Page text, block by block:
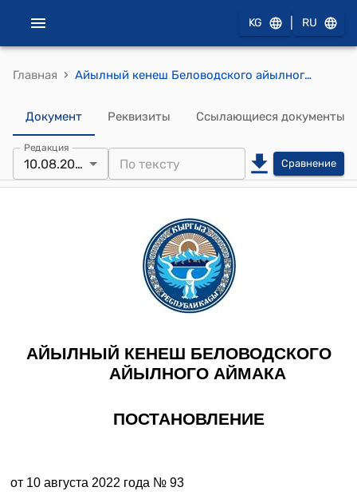
KG RU
Главная › Айылный кенеш Беловодского айылного аймака от 10 августа 2022 года № 93 «О принятии на баланс Беловодского айыл окмоту комплекс ДЮСШ Московского района»
Документ Реквизиты Ссылающиеся документы
Редакция
10.08.2022 Сравнение